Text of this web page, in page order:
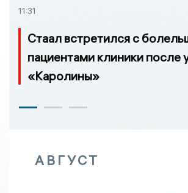
11:31
Стаал встретился с
пациентами клиники после
«Каролины»
АВГУСТ